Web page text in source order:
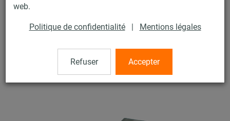
web.
Politique de confidentialité | Mentions légales
Refuser Accepter
Profil StaboFix®
Profil StaboFix® 50 x 3 mm, Longueur 2.000 mm, zingué